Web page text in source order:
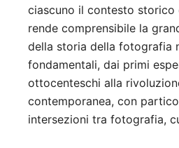
ciascuno il contesto storico
rende comprensibile la
della storia della fotografia
fondamentali, dai primi
ottocenteschi alla
contemporanea, con
intersezioni tra fotografia,